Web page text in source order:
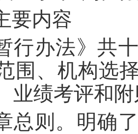
要内容
行办法》共
围、机构选
业绩考评和
总则。明确